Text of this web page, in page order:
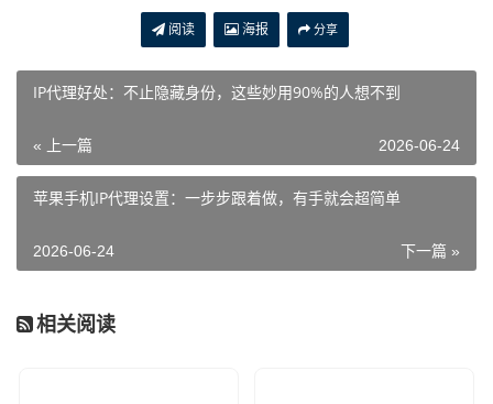
阅读 海报 分享
IP代理好处：不止隐藏身份，这些妙用90%的人想不到
« 上一篇 2026-06-24
苹果手机IP代理设置：一步步跟着做，有手就会超简单
下一篇 »
2026-06-24
相关阅读